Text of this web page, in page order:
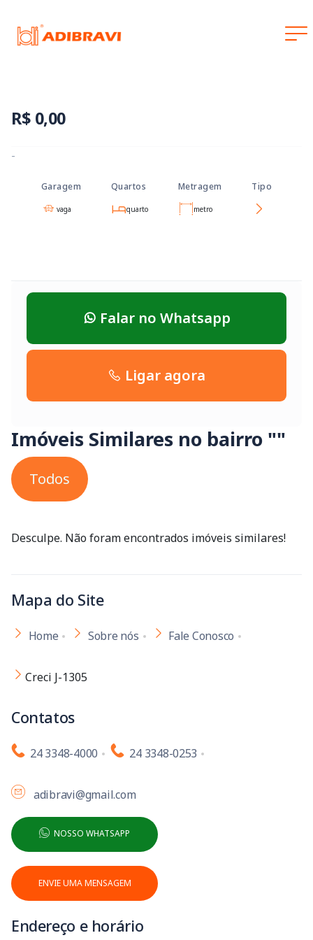
R$ 0,00
-
Garagem
vaga
Quartos
quarto
Metragem
metro
Tipo
Falar no Whatsapp
Ligar agora
Imóveis Similares no bairro ""
Todos
Desculpe. Não foram encontrados imóveis similares!
Mapa do Site
Home Sobre nós Fale Conosco
Creci J-1305
Contatos
24 3348-4000 24 3348-0253
adibravi@gmail.com
NOSSO WHATSAPP
ENVIE UMA MENSAGEM
Endereço e horário